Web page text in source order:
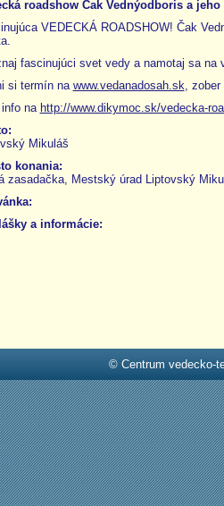
roadshow Čak Vednýodboris a jeho
VEDECKÁ ROADSHOW! Čak
fascinujúci svet vedy a namotaj sa na
si termín na www.vedanadosah.sk, zober
na http://www.dikymoc.sk/vedecka-
Mikuláš
konania:
zasadačka, Mestský úrad Liptovský
a informácie:
© Centrum vedecko-